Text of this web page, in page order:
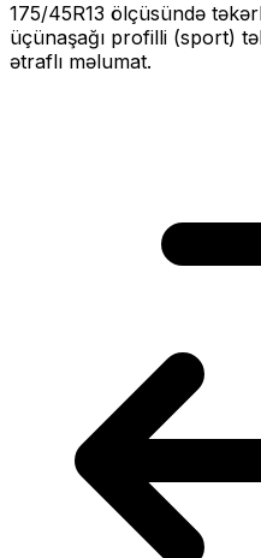
175/45R13 ölçüsündə
üçünaşağı profilli (sport)
ətraflı məlumat.